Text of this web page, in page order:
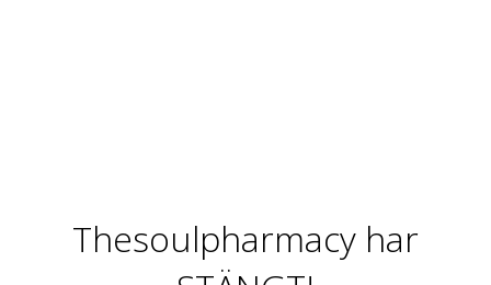
Thesoulpharmacy har